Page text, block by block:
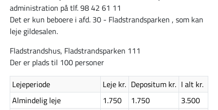
administration på tlf. 98 42 61 11
Det er kun beboere i afd. 30 - Fladstrandsparken , som kan
leje gildesalen.
Fladstrandshus, Fladstrandsparken 111
Der er plads til 100 personer
Lejeperiode
Leje kr. Depositum kr. I alt kr.
Almindelig leje
1.750 1.750
3.500